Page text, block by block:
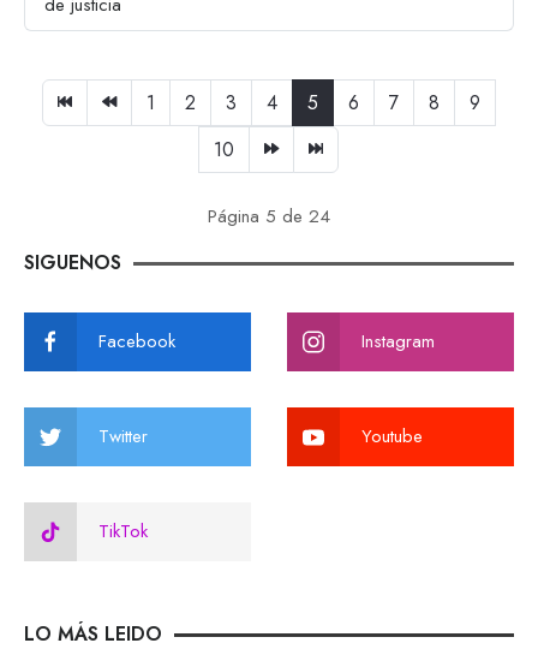
1 2 3 4 5 6 7 8
9
10
Página 5 de 24
SIGUENOS
Facebook Instagram
Twitter Youtube
TikTok
LO MÁS LEIDO